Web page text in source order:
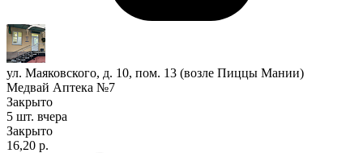
ул. Маяковского, д. 10, пом. 13 (возле Пиццы Мании)
Медвай Аптека №7
Закрыто
5 шт. вчера
Закрыто
16,20 р.